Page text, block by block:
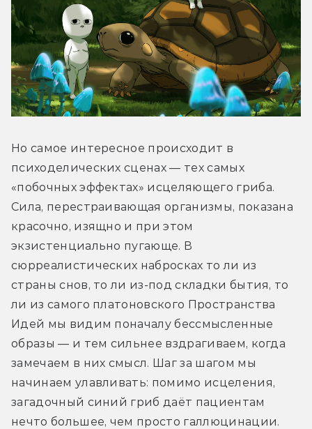
Но самое интересное происходит в
психоделических сценах — тех самых
«побочных эффектах» исцеляющего гриба.
Сила, перестраивающая организмы, показана
красочно, изящно и при этом
экзистенциально пугающе. В
сюрреалистических набросках то ли из
страны снов, то ли из-под складки бытия, то
ли из самого платоновского Пространства
Идей мы видим поначалу бессмысленные
образы — и тем сильнее вздрагиваем, когда
замечаем в них смысл. Шаг за шагом мы
начинаем улавливать: помимо исцеления,
загадочный синий гриб даёт пациентам
нечто большее, чем просто галлюцинации.